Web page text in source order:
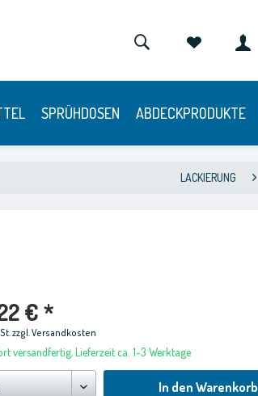
SPRÜHDOSEN ABDECKPRODUKTE
LACKIERUNG
€ *
zzgl. Versandkosten
versandfertig, Lieferzeit ca. 1-3 Werktage
In den Warenkorb